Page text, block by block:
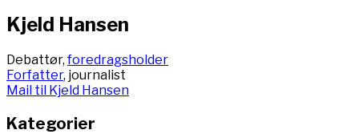
Kjeld Hansen
Debattør,foredragsholder
Forfatter, journalist
Mail til Kjeld Hansen
Kategorier